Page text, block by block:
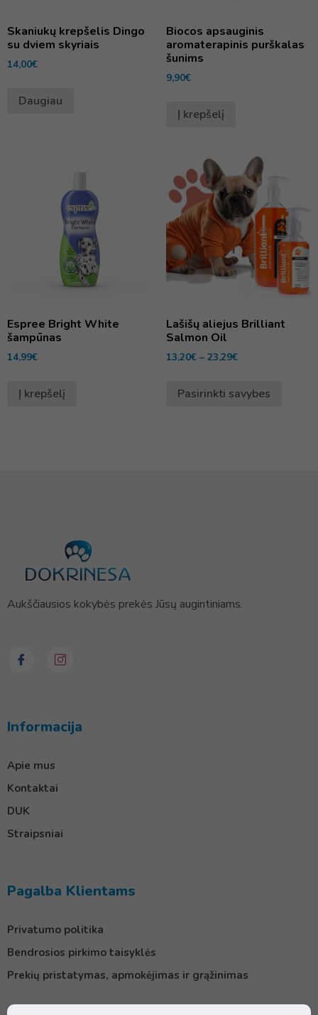
Skaniukų krepšelis Dingo
su dviem skyriais
14,00€
Daugiau
Biocos apsauginis
aromaterapinis purškalas
šunims
9,90€
Į krepšelį
Espree Bright White
šampūnas
14,99€
Į krepšelį
Lašišų aliejus Brilliant
Salmon Oil
13,20€ – 23,29€
Pasirinkti savybes
Aukščiausios kokybės prekės Jūsų augintiniams.
Informacija
Apie mus
Kontaktai
DUK
Straipsniai
Pagalba Klientams
Privatumo politika
Bendrosios pirkimo taisyklės
Prekių pristatymas, apmokėjimas ir grąžinimas